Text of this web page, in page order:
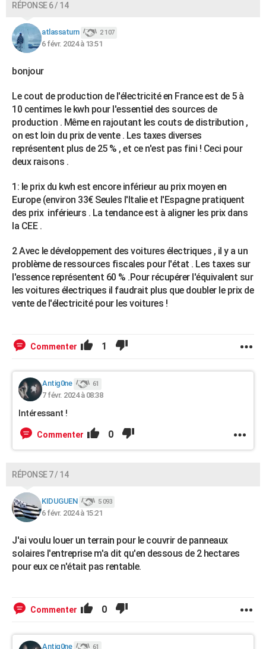
RÉPONSE 6 / 14
atlassaturn 2 107
6 févr. 2024 à 13:51
bonjour
Le cout de production de l'électricité en France est de 5 à
10 centimes le kwh pour l'essentiel des sources de
production . Même en rajoutant les couts de distribution ,
on est loin du prix de vente . Les taxes diverses
représentent plus de 25 % , et ce n'est pas fini ! Ceci pour
deux raisons .
1: le prix du kwh est encore inférieur au prix moyen en
Europe (environ 33€ Seules l'Italie et l'Espagne pratiquent
des prix inférieurs . La tendance est à aligner les prix dans
la CEE .
2 Avec le développement des voitures électriques , il y a un
problème de ressources fiscales pour l'état . Les taxes sur
l'essence représentent 60 % .Pour récupérer l'équivalent sur
les voitures électriques il faudrait plus que doubler le prix de
vente de l'électricité pour les voitures !
Commenter 1
Antig0ne 61
7 févr. 2024 à 08:38
Intéressant !
Commenter 0
RÉPONSE 7 / 14
KIDUGUEN 5 093
6 févr. 2024 à 15:21
J'ai voulu louer un terrain pour le couvrir de panneaux
solaires l'entreprise m'a dit qu'en dessous de 2 hectares
pour eux ce n'était pas rentable.
Commenter 0
Antig0ne 61